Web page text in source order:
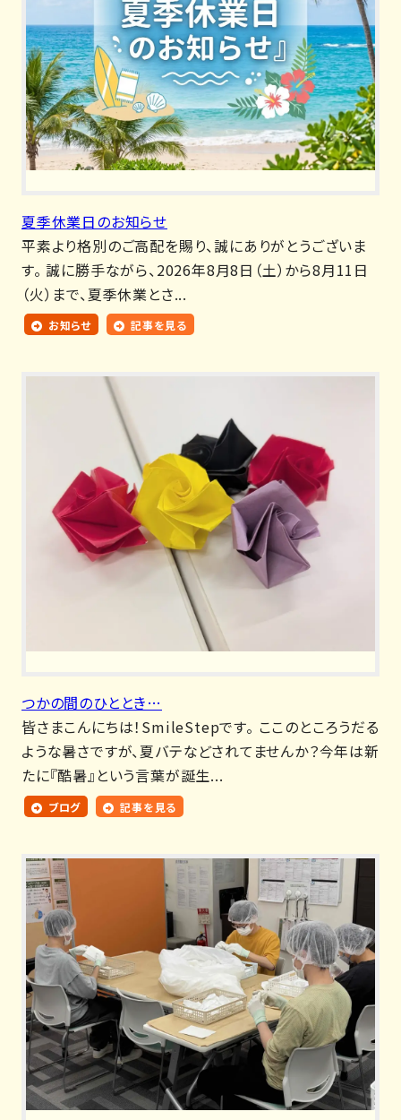
夏季休業日のお知らせ
平素より格別のご高配を賜り、誠にありがとうございま
す。 誠に勝手ながら、2026年8月8日（土）から8月11日
（火）まで、夏季休業とさ...
お知らせ 記事を見る
つかの間のひととき…
皆さまこんにちは！SmileStepです。 ここのところうだる
ような暑さですが、夏バテなどされてませんか？今年は新
たに『酷暑』という言葉が誕生...
ブログ 記事を見る